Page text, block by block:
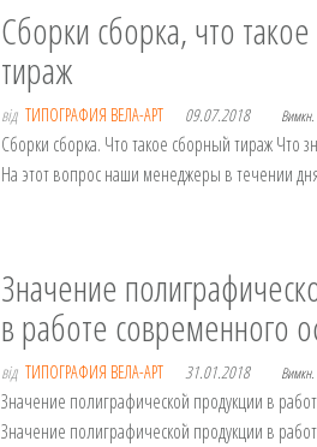
Сборки сборка, что
тираж
від ТИПОГРАФИЯ ВЕЛА-АРТ 09.07.2018 Вимкн.
Сборки сборка. Что такое сборный тираж Что
На этот вопрос наши менеджеры в течении
Значение
в работе современного
від ТИПОГРАФИЯ ВЕЛА-АРТ 31.01.2018 Вимкн.
Значение полиграфической продукции в
Значение полиграфической продукции в